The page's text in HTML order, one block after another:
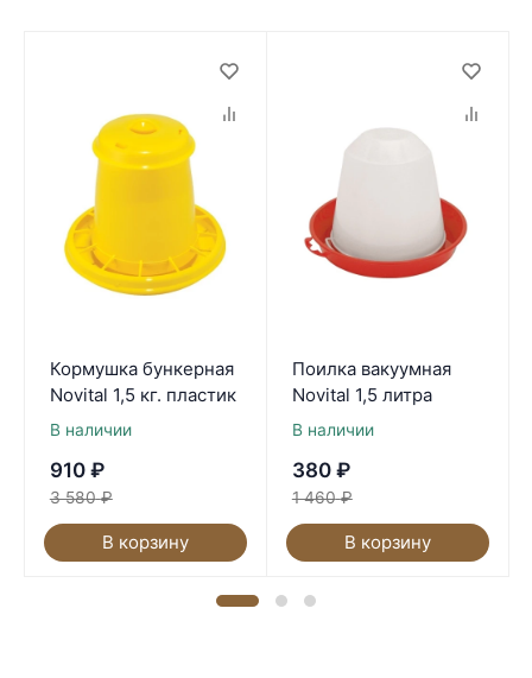
Кормушка бункерная
Novital 1,5 кг. пластик
В наличии
910 ₽
3 580 ₽
В корзину
Поилка вакуумная
Novital 1,5 литра
В наличии
380 ₽
1 460 ₽
В корзину